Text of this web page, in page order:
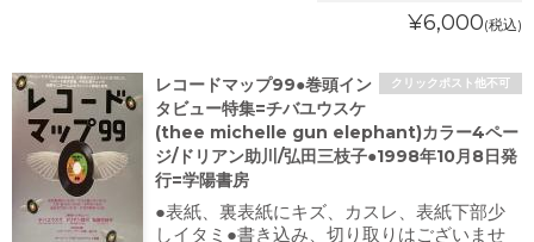
¥6,000(税込)
クリックポスト他不可
レコードマップ99●巻頭イン
タビュー特集=チバユウスケ
(thee michelle gun elephant)カラー4ペー
ジ/ドリアン助川/弘田三枝子●1998年10月8日発
行=学陽書房
●表紙、裏表紙にキズ、カスレ、表紙下部少
しイタミ●書き込み、切り取りはございませ